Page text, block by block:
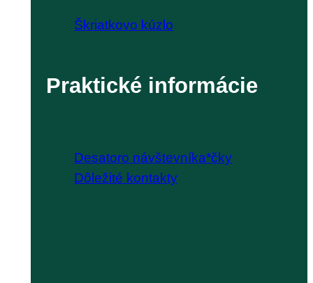
Škriatkovo kúzlo
Praktické informácie
Desatoro návštevníka*čky
Dôležité kontakty